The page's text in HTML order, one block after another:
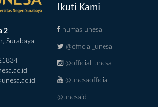
2
Surabaya
Ikuti Kami
humas unesa
@official_unesa
@official_unesa
@unesaofficial
@unesaid